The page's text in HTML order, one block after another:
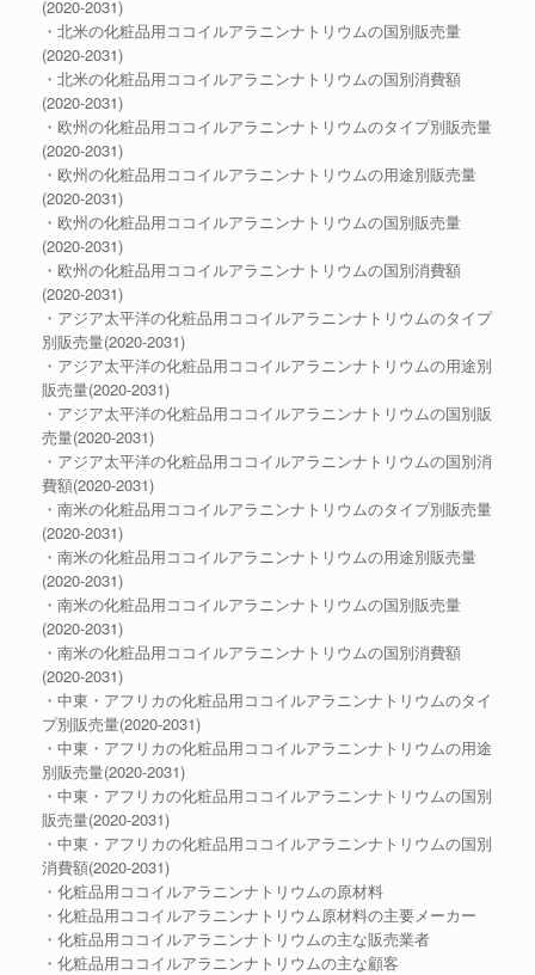
(2020-2031)
・北米の化粧品用ココイルアラニンナトリウムの国別販売量
(2020-2031)
・北米の化粧品用ココイルアラニンナトリウムの国別消費額
(2020-2031)
・欧州の化粧品用ココイルアラニンナトリウムのタイプ別販売量
(2020-2031)
・欧州の化粧品用ココイルアラニンナトリウムの用途別販売量
(2020-2031)
・欧州の化粧品用ココイルアラニンナトリウムの国別販売量
(2020-2031)
・欧州の化粧品用ココイルアラニンナトリウムの国別消費額
(2020-2031)
・アジア太平洋の化粧品用ココイルアラニンナトリウムのタイプ
別販売量(2020-2031)
・アジア太平洋の化粧品用ココイルアラニンナトリウムの用途別
販売量(2020-2031)
・アジア太平洋の化粧品用ココイルアラニンナトリウムの国別販
売量(2020-2031)
・アジア太平洋の化粧品用ココイルアラニンナトリウムの国別消
費額(2020-2031)
・南米の化粧品用ココイルアラニンナトリウムのタイプ別販売量
(2020-2031)
・南米の化粧品用ココイルアラニンナトリウムの用途別販売量
(2020-2031)
・南米の化粧品用ココイルアラニンナトリウムの国別販売量
(2020-2031)
・南米の化粧品用ココイルアラニンナトリウムの国別消費額
(2020-2031)
・中東・アフリカの化粧品用ココイルアラニンナトリウムのタイ
プ別販売量(2020-2031)
・中東・アフリカの化粧品用ココイルアラニンナトリウムの用途
別販売量(2020-2031)
・中東・アフリカの化粧品用ココイルアラニンナトリウムの国別
販売量(2020-2031)
・中東・アフリカの化粧品用ココイルアラニンナトリウムの国別
消費額(2020-2031)
・化粧品用ココイルアラニンナトリウムの原材料
・化粧品用ココイルアラニンナトリウム原材料の主要メーカー
・化粧品用ココイルアラニンナトリウムの主な販売業者
・化粧品用ココイルアラニンナトリウムの主な顧客